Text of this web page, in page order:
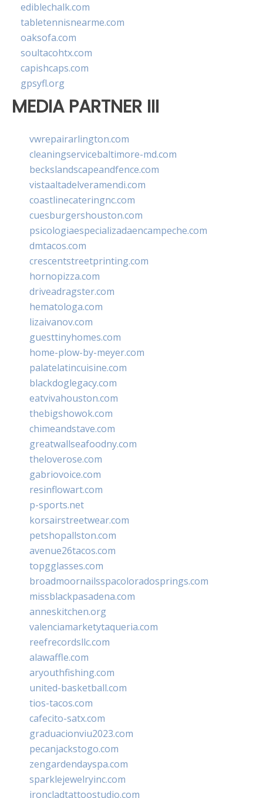
ediblechalk.com
tabletennisnearme.com
oaksofa.com
soultacohtx.com
capishcaps.com
gpsyfl.org
MEDIA PARTNER III
vwrepairarlington.com
cleaningservicebaltimore-md.com
beckslandscapeandfence.com
vistaaltadelveramendi.com
coastlinecateringnc.com
cuesburgershouston.com
psicologiaespecializadaencampeche.com
dmtacos.com
crescentstreetprinting.com
hornopizza.com
driveadragster.com
hematologa.com
lizaivanov.com
guesttinyhomes.com
home-plow-by-meyer.com
palatelatincuisine.com
blackdoglegacy.com
eatvivahouston.com
thebigshowok.com
chimeandstave.com
greatwallseafoodny.com
theloverose.com
gabriovoice.com
resinflowart.com
p-sports.net
korsairstreetwear.com
petshopallston.com
avenue26tacos.com
topgglasses.com
broadmoornailsspacoloradosprings.com
missblackpasadena.com
anneskitchen.org
valenciamarketytaqueria.com
reefrecordsllc.com
alawaffle.com
aryouthfishing.com
united-basketball.com
tios-tacos.com
cafecito-satx.com
graduacionviu2023.com
pecanjackstogo.com
zengardendayspa.com
sparklejewelryinc.com
ironcladtattoostudio.com